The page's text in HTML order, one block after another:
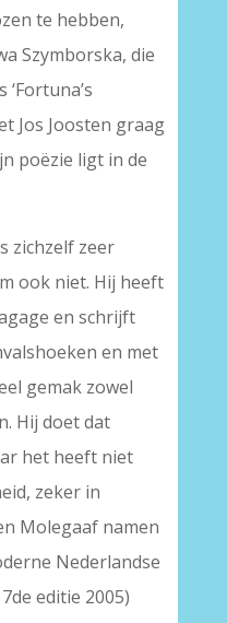
te hebben,
Szymborska, die
Jos Joosten graag
poëzie ligt in de
zichzelf zeer
ook niet. Hij heeft
en schrijft
en met
gemak zowel
Hij doet dat
het heeft niet
zeker in
Molegaaf namen
Nederlandse
editie 2005)